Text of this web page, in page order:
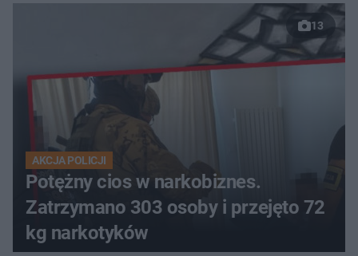
13
AKCJA POLICJI
Potężny cios w narkobiznes.
Zatrzymano 303 osoby i przejęto 72
kg narkotyków